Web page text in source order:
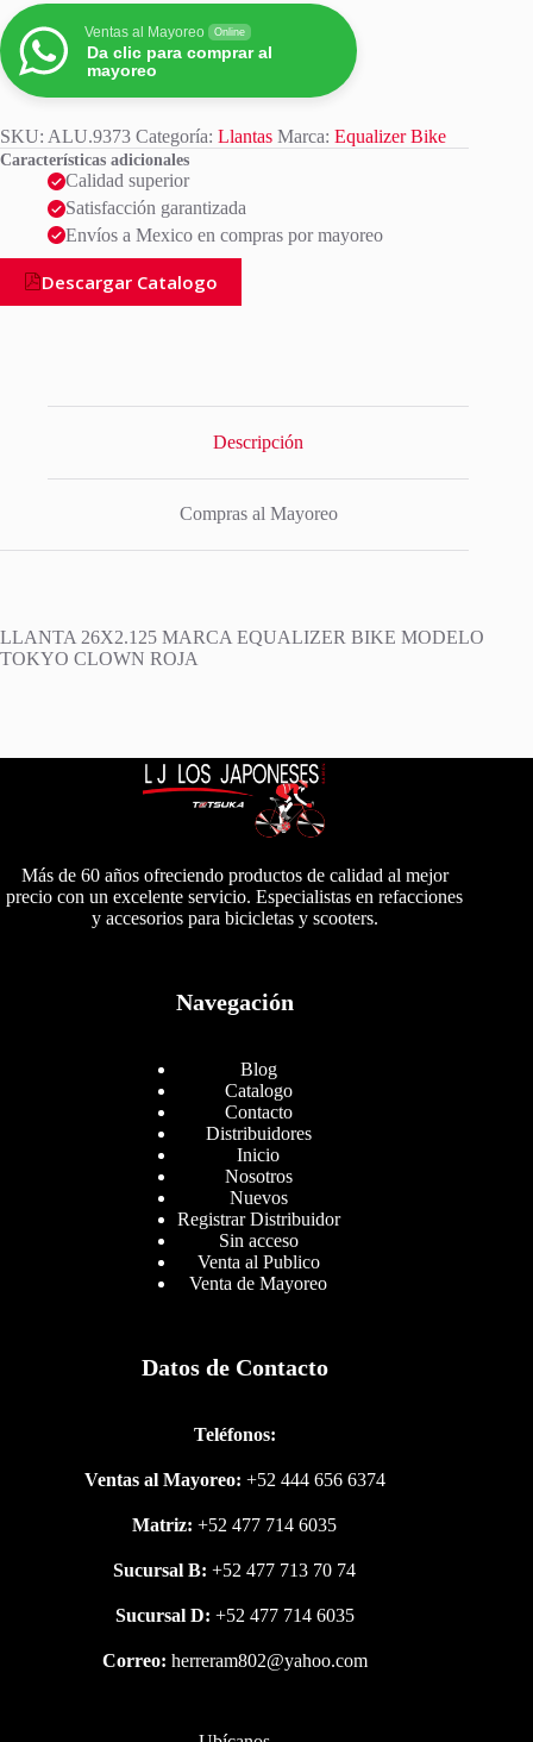
Ventas al Mayoreo Online
Da clic para comprar al
mayoreo
SKU: ALU.9373 Categoría: Llantas Marca: Equalizer Bike
Características adicionales
Calidad superior
Satisfacción garantizada
Envíos a Mexico en compras por mayoreo
Descargar Catalogo
Descripción
Compras al Mayoreo
LLANTA 26X2.125 MARCA EQUALIZER BIKE MODELO
TOKYO CLOWN ROJA
Más de 60 años ofreciendo productos de calidad al mejor
precio con un excelente servicio. Especialistas en refacciones
y accesorios para bicicletas y scooters.
Navegación
Blog
Catalogo
Contacto
Distribuidores
Inicio
Nosotros
Nuevos
Registrar Distribuidor
Sin acceso
Venta al Publico
Venta de Mayoreo
Datos de Contacto
Teléfonos:
Ventas al Mayoreo: +52 444 656 6374
Matriz: +52 477 714 6035
Sucursal B:+52 477 713 70 74
Sucursal D: +52 477 714 6035
Correo: herreram802@yahoo.com